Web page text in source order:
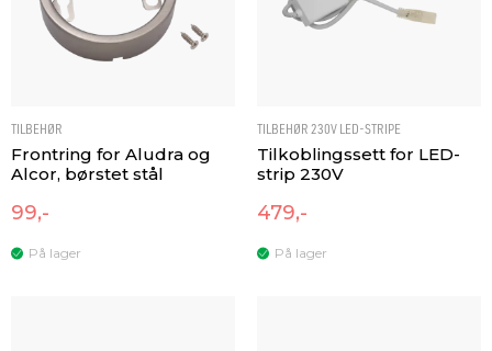
TILBEHØR
Frontring for Aludra og
Alcor, børstet stål
99,-
På lager
TILBEHØR 230V LED-STRIPE
Tilkoblingssett for LED-
strip 230V
479,-
På lager